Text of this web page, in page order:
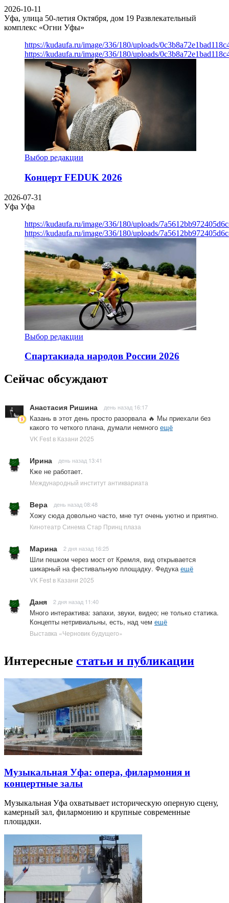
2026-10-11
Уфа, улица 50-летия Октября, дом 19 Развлекательный
комплекс «Огни Уфы»
https://kudaufa.ru/image/336/180/uploads/
https://kudaufa.ru/image/336/180/uploads/
Выбор редакции
Концерт FEDUK 2026
2026-07-31
Уфа Уфа
https://kudaufa.ru/image/336/180/uploads/
https://kudaufa.ru/image/336/180/uploads/
Выбор редакции
Спартакиада народов России 2026
Сейчас обсуждают
Анастасия Ришина день назад 16:17
Казань в этот день просто разорвала 🔥 Мы приехали без
какого то четкого плана, думали немного ещё
VK Fest в Казани 2025
Ирина день назад 13:41
Кже не работает.
Международный институт антиквариата
Вера день назад 08:48
Хожу сюда довольно часто, мне тут очень уютно и приятно.
Кинотеатр Синема Стар Принц плаза
Марина 2 дня назад 16:25
Шли пешком через мост от Кремля, вид открывается
шикарный на фестивальную площадку. Федукаещё
VK Fest в Казани 2025
Даня 2 дня назад 11:40
Много интерактива: запахи, звуки, видео; не только статика.
Концепты нетривиальны, есть, над чем ещё
Выставка «Черновик будущего»
Интересные статьи и публикации
Музыкальная Уфа: опера, филармония и
концертные залы
Музыкальная Уфа охватывает историческую оперную сцену,
камерный зал, филармонию и крупные современные
площадки.